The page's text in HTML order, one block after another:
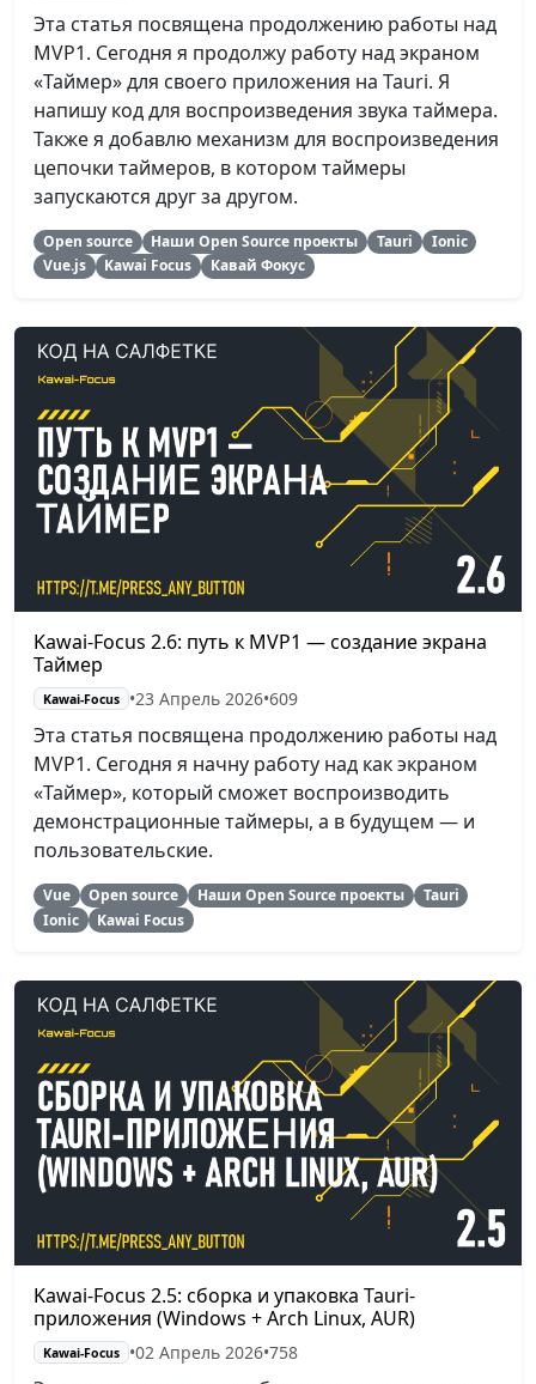
Эта статья посвящена продолжению работы над
MVP1. Сегодня я продолжу работу над экраном
«Таймер» для своего приложения на Tauri. Я
напишу код для воспроизведения звука таймера.
Также я добавлю механизм для воспроизведения
цепочки таймеров, в котором таймеры
запускаются друг за другом.
Open source Наши Open Source проекты Tauri
Ionic
Vue.js
Kawai Focus Кавай Фокус
Kawai-Focus 2.6: путь к MVP1 — создание экрана
Таймер
Kawai-Focus •23 Апрель 2026•609
Эта статья посвящена продолжению работы над
MVP1. Сегодня я начну работу над как экраном
«Таймер», который сможет воспроизводить
демонстрационные таймеры, а в будущем — и
пользовательские.
Vue Open source Наши Open Source проекты
Tauri
Ionic
Kawai Focus
Kawai-Focus 2.5: сборка и упаковка Tauri-
приложения (Windows + Arch Linux, AUR)
Kawai-Focus •02 Апрель 2026•758